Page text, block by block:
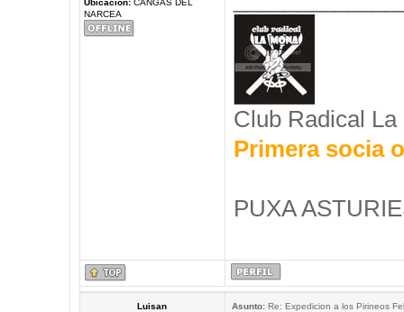
Ubicación:CANGAS DEL
NARCEA
Club Radical La
Primera socia
PUXA
Luisan Asunto:Re: Expedicion a los Pirineos